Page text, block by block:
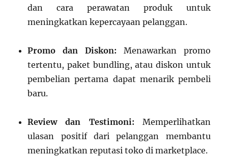
dan cara perawatan produk untuk
meningkatkan kepercayaan pelanggan.
Promo dan Diskon: Menawarkan promo
tertentu, paket bundling, atau diskon untuk
pembelian pertama dapat menarik pembeli
baru.
Review dan Testimoni: Memperlihatkan
ulasan positif dari pelanggan membantu
meningkatkan reputasi toko di marketplace.